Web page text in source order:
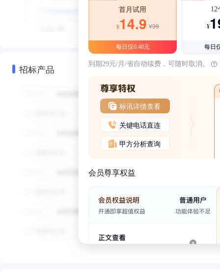
招标产品
首月试用
¥14.9 ¥39
每日仅0.48元
12
¥
每日
到期29元/月/省自动续费，可随时取消。
标讯详情查看
关键电话直连
甲方分析查询
会员尊享权益